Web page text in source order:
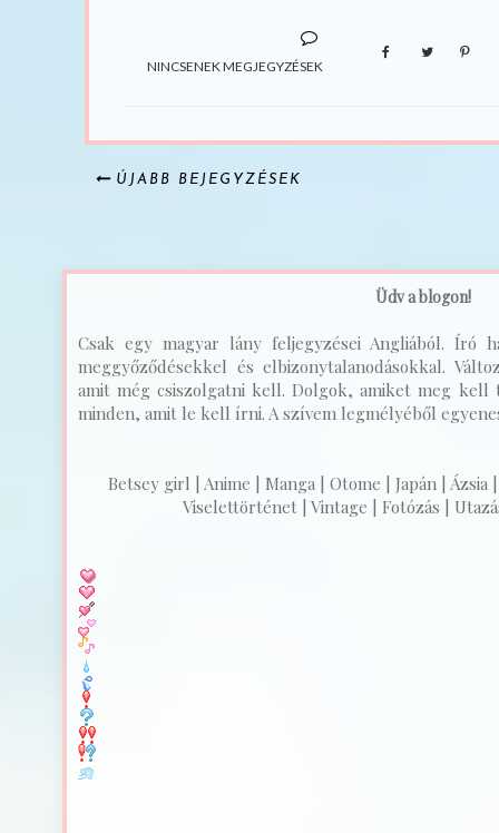
NINCSENEK MEGJEGYZÉSEK
ÚJABB BEJEGYZÉSEK
Üdv a blogon!
Csak egy magyar lány feljegyzései Angliából. Író
meggyőződésekkel és elbizonytalanodásokkal.
amit még csiszolgatni kell. Dolgok, amiket meg
minden, amit le kell írni. A szívem legmélyéből
Betsey girl | Anime | Manga | Otome | Japán |
Viselettörténet | Vintage | Fotózás |